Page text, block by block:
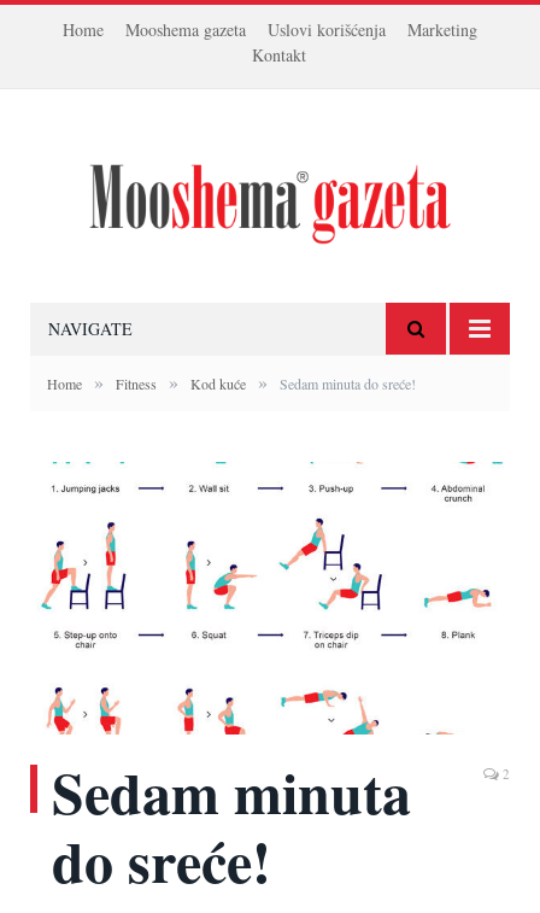
Home Mooshema gazeta Uslovi korišćenja
Marketing
Kontakt
NAVIGATE
Home » Fitness » Kod kuće » Sedam minuta do sreće!
Sedam minuta
do sreće!
2